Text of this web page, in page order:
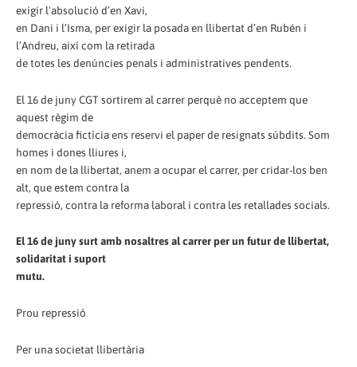
exigir l'absolució d’en Xavi,
en Dani i l’Isma, per exigir la posada en llibertat d’en Rubén i
l’Andreu, així com la retirada
de totes les denúncies penals i administratives pendents.
El 16 de juny CGT sortirem al carrer perquè no acceptem que
aquest règim de
democràcia fictícia ens reservi el paper de resignats súbdits. Som
homes i dones lliures i,
en nom de la llibertat, anem a ocupar el carrer, per cridar-los ben
alt, que estem contra la
repressió, contra la reforma laboral i contra les retallades socials.
El 16 de juny surt amb nosaltres al carrer per un futur de llibertat,
solidaritat i suport
mutu.
Prou repressió
Per una societat llibertària